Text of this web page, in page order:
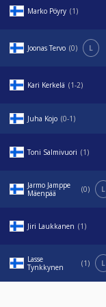
Marko Pöyry 1
Joonas Tervo 0 L
Kari Kerkelä 1-2
Juha Kojo 0-1
Toni Salmivuori 1
Jarmo Jamppe
Mäenpää
0 L
Jiri Laukkanen 1
Lasse
Tynkkynen
1 L